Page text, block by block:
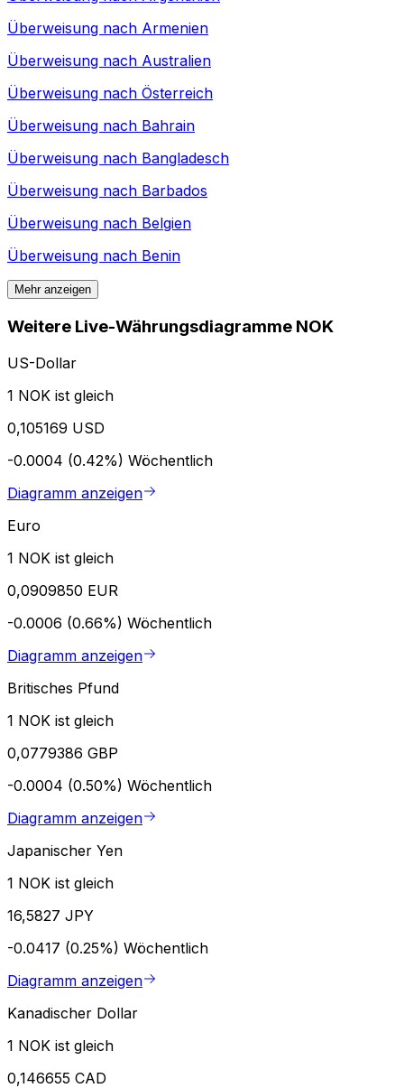
Überweisung nach Armenien
Überweisung nach Australien
Überweisung nach Österreich
Überweisung nach Bahrain
Überweisung nach Bangladesch
Überweisung nach Barbados
Überweisung nach Belgien
Überweisung nach Benin
Mehr anzeigen
Weitere Live-Währungsdiagramme NOK
US-Dollar
1 NOK ist gleich
0,105169 USD
-0.0004 (0.42%) Wöchentlich
Diagramm anzeigen
Euro
1 NOK ist gleich
0,0909850 EUR
-0.0006 (0.66%) Wöchentlich
Diagramm anzeigen
Britisches Pfund
1 NOK ist gleich
0,0779386 GBP
-0.0004 (0.50%) Wöchentlich
Diagramm anzeigen
Japanischer Yen
1 NOK ist gleich
16,5827 JPY
-0.0417 (0.25%) Wöchentlich
Diagramm anzeigen
Kanadischer Dollar
1 NOK ist gleich
0,146655 CAD